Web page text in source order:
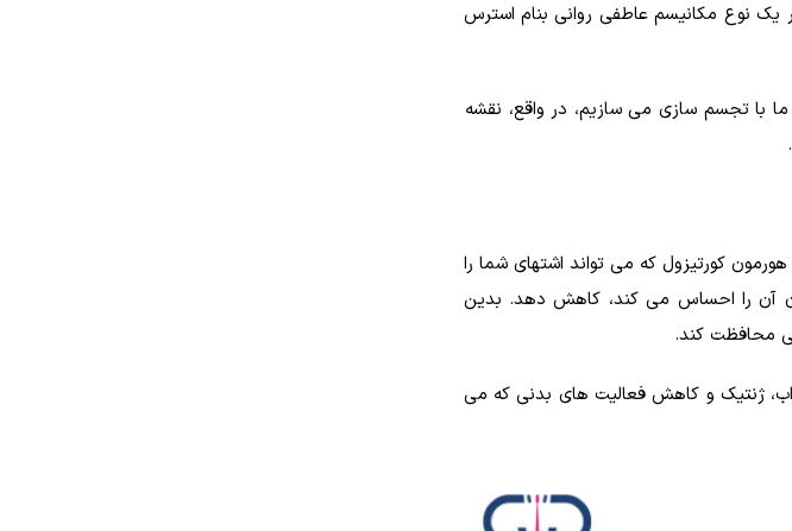
یک نوع مکانیسم عاطفی روانی بنام استرس
با تجسم سازی می سازیم، در واقع، نقشه
کورتیزول که می تواند اشتهای شما را
آن را احساس می کند، کاهش دهد. بدین
محافظت کند.
ژنتیک و کاهش فعالیت های بدنی که می